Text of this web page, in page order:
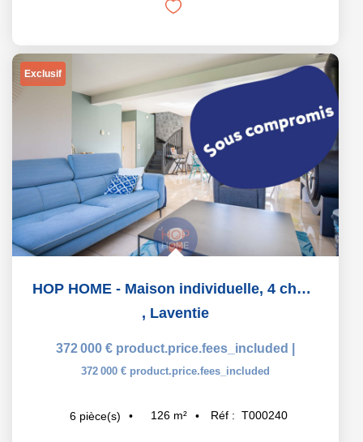
Exclusif
HOP HOME - Maison individuelle, 4 chambres, double garage, j
, Laventie
372 000 € product.price.fees_included
372 000 € product.price.fees_included
6 pièce(s) 126 m² Réf : T000240